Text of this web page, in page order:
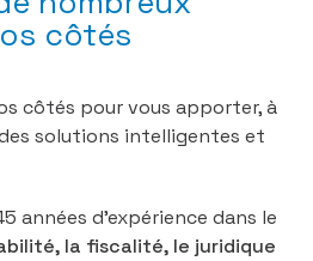
côtés
côtés pour vous apporter, à
solutions intelligentes et
années d’expérience dans le
la fiscalité, le juridique